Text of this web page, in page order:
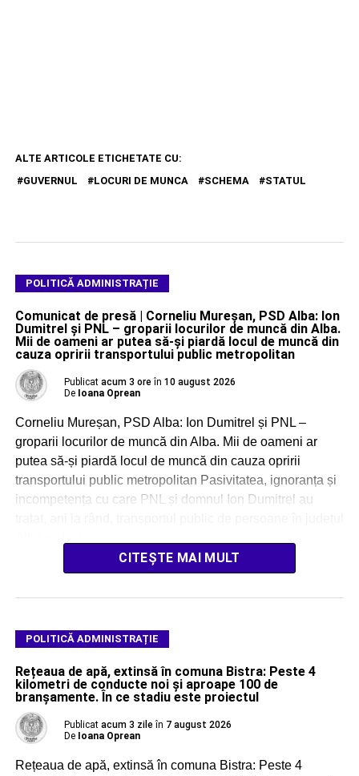
ALTE ARTICOLE ETICHETATE CU:
GUVERNUL
LOCURI DE MUNCA SCHEMA STATUL
POLITICĂ ADMINISTRAȚIE
Comunicat de presă | Corneliu Mureșan, PSD Alba: Ion
Dumitrel și PNL – groparii locurilor de muncă din Alba.
Mii de oameni ar putea să-și piardă locul de muncă din
cauza opririi transportului public metropolitan
Publicat acum 3 ore în 10 august 2026
De Ioana Oprean
Corneliu Mureșan, PSD Alba: Ion Dumitrel și PNL –
groparii locurilor de muncă din Alba. Mii de oameni ar
putea să-și piardă locul de muncă din cauza opririi
transportului public metropolitan Pasivitatea, ignoranța și
incompetența cu care PNL și domnul Ion Dumitrel au
CITEȘTE MAI MULT
POLITICĂ ADMINISTRAȚIE
Rețeaua de apă, extinsă în comuna Bistra: Peste 4
kilometri de conducte noi și aproape 100 de
branșamente. În ce stadiu este proiectul
Publicat acum 3 zile în 7 august 2026
De Ioana Oprean
Rețeaua de apă, extinsă în comuna Bistra: Peste 4